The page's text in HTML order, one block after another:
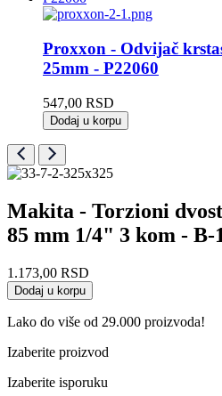
Proxxon - Odvijač
25mm - P22060
547,00 RSD
Dodaj u korpu
Makita - Torzioni
85 mm 1/4" 3 kom - B-
1.173,00 RSD
Dodaj u korpu
Lako do više od 29.000 proizvoda!
Izaberite proizvod
Izaberite isporuku